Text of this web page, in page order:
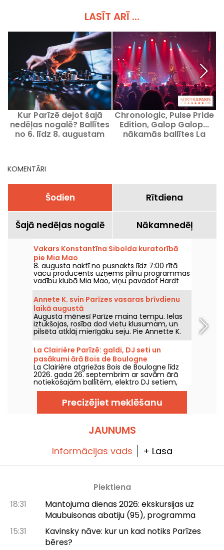
LASĪT ARĪ ...
Kur Parīzē dejot šajā
nedēļas nogalē? Ballītes
no 6. līdz 8. augustam
Chronologic, Pulse Pride
Edition, Galop Galop...
nākamās ballītes La
KOMENTĀRI
Šodien Rītdiena
Šajā nedēļas nogalē Nākamnedēļ
Vakars Konstantīna Sibolda kuratorībā
pie Mia Mao
8. augusta naktī no pusnakts līdz 7:00 rītā
vācu producents uzņems pilnu programmas
vadību klubā Mia Mao, viņu pavadot Hardt
Antoine un EG, piedāvājot vakaru, kurš
caurvīs melodisko house, techno un šo žanru
robežlīnijām.
Annete K. svin Parīzes vasaras brīvdienu
laikā augustā
Augusta mēnesī Parīze maina tempu. Ielas
iztukšojas, rosība dod vietu klusumam, un
pilsēta atklāj mierīgāku seju. Pie Annette K.
mēs izmantojam šo īpašo pauzi, lai
pagarinātu vasaras garšu, ar kājām gandrīz
ūdenī, pirms jaunā darba sezonas sākuma.
La Clairière Parīzē: galdi, DJ seti un
pasākumi ārā Bois de Boulogne
La Clairière atgriežas Bois de Boulogne līdz
2026. gada 26. septembrim ar savām ārā
notiekošajām ballītēm, elektro DJ setiem,
food truckiem, atpūtas zonu un
rezervējamiem galdiņiem. Izvietots Domaine
de Longchamp, šis Parīzes atklātais
naktsklubs uzņem apmeklētājus piektdienu
vairāki īpašie pasākumi.
Precizējiet meklēšanu
JAUNUMS
Informācijas vads + Lasa
Piektiena
18:31
Mantojuma dienas 2026: ekskursijas uz
Maubuisonas abatiju (95), programma
15:31
Kavinsky nāve: kur un kad notiks Parīzes
bēres?